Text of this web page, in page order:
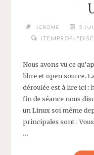
JEROME 5
Nous avons vu ce
libre et open source.
déroulée est à lire ici
fin de séance nous
un Linux soi même
principales sont :
…